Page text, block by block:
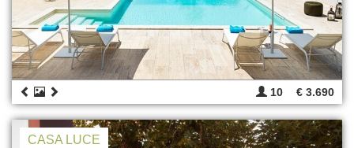
10 € 3.690
CASA LUCE